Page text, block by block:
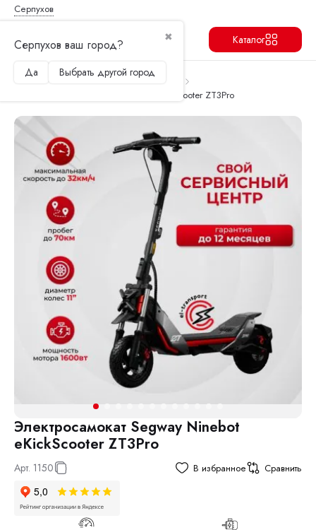
Серпухов
✖
Серпухов ваш город?
Да Выбрать другой город
Каталог
Главная Электросамокаты
Ninebot
Электросамокат Segway Ninebot eKickScooter ZT3Pro
Электросамокат Segway Ninebot
eKickScooter ZT3Pro
Арт. 1150 В избранное Сравнить
Продолжить